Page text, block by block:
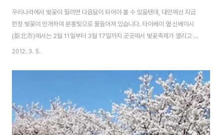
우리나라에서 벚꽃이 필려면 다음달이 되어야 볼 수 있을텐데, 대만에선 지금
한창 벚꽃이 만개하여 분홍빛으로 물들어져 있습니다. 타이베이 옆 신베이시
(新北市)에서는 2월 11일부터 3월 17일까지 곳곳에서 벚꽃축제가 열리고 있
습니다. 우라이(烏來) / 산즈(三芝) / 단수이(淡水) / 스딩(石碇) / 시즈(汐
코스 단수이(淡水)學府路-普學禪寺(捷運站步行十分鐘)→國泰人壽教
育訓練中心→滬尾櫻花大道路口→樹林口活動中心三空泉湧泉口→
樹林溪口→滬尾櫻花大道路口（終點） 산즈(三芝)櫻花水車園區→福
德水車公園→賢德橋(櫻芝園)→三芝遊客中心暨名人文物館 우라이
(烏來)西羅岸香草園區→環山停車場 우리나라에서 보는 벚꽃과는 또 다
릅니다. 대만의 벚나무는 Prunu..
2012. 3. 5.